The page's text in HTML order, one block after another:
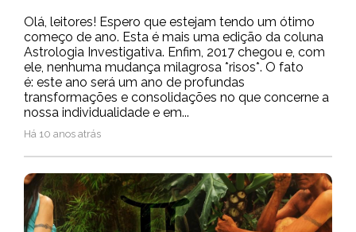
Olá, leitores! Espero que estejam tendo um ótimo
começo de ano. Esta é mais uma edição da coluna
Astrologia Investigativa. Enfim, 2017 chegou e, com
ele, nenhuma mudança milagrosa *risos*. O fato
é: este ano será um ano de profundas
transformações e consolidações no que concerne a
nossa individualidade e em...
Há 10 anos atrás